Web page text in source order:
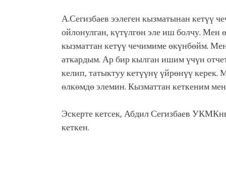
А.Сегизбаев ээлеген кызматынан кетүү
ойлонулган, күтүлгөн эле иш болчу. Мен
кызматтан кетүү чечимиме өкүнбөйм.
аткардым. Ар бир кылган ишим үчүн
келип, татыктуу кетүүнү үйрөнүү
өлкөмдө элемин. Кызматтан кеткеним
Эскерте кетсек, Абдил Сегизбаев
кеткен.